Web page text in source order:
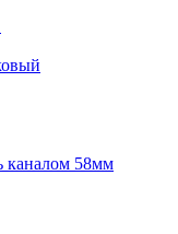
каналом 58мм